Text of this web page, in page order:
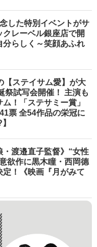
した特別イベントがサ
レーベル銀座店で開
らしく～笑顔あふれ
【ステイサム愛】が大
祭試写会開催！ 主演も
！「ステサミー賞」
票 全54作品の栄冠に
・渡邉直子監督》“女性
欲作に黒木瞳・西岡德
！《映画『月がみて